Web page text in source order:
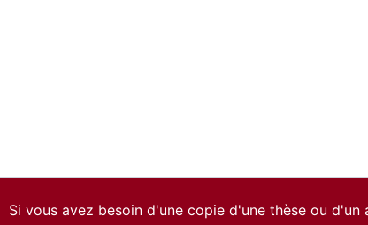
Si vous avez besoin d'une copie d'une thèse ou d'un